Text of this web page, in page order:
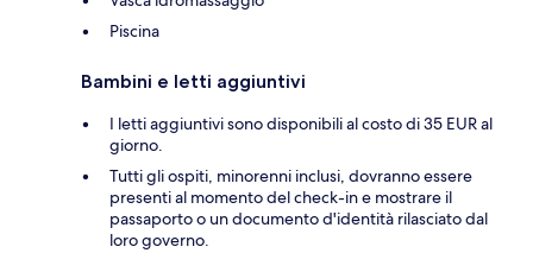
Piscina
Bambini e letti aggiuntivi
I letti aggiuntivi sono disponibili al costo di 35 EUR al
giorno.
Tutti gli ospiti, minorenni inclusi, dovranno essere
presenti al momento del check-in e mostrare il
passaporto o un documento d'identità rilasciato dal
loro governo.